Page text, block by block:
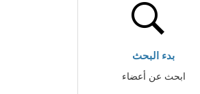
بدء البحث
ابحث عن أعضاء